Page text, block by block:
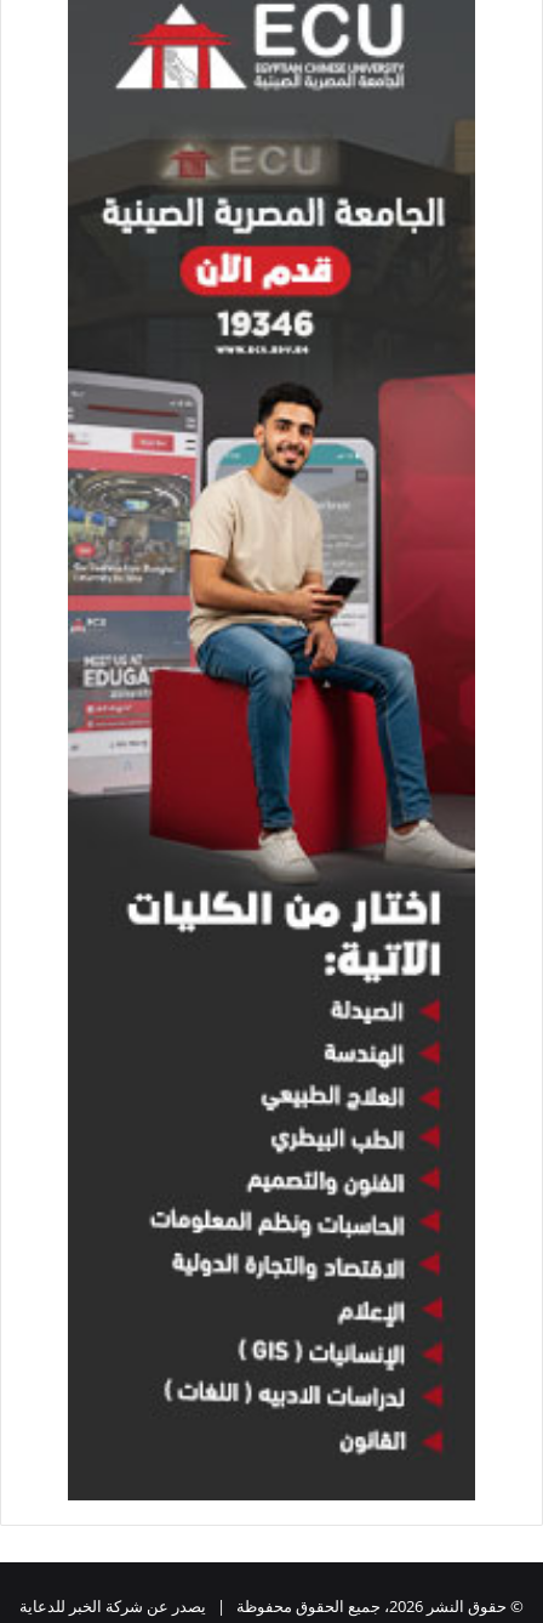
© حقوق النشر 2026، جميع الحقوق محفوظة | يصدر عن شركة الخبر للدعاية